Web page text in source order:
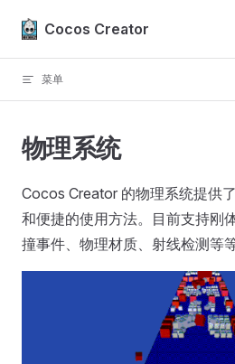
Skip to content
Cocos Creator
菜单
物理系统
Cocos Creator 的物理系统提供
和便捷的使用方法。目前支持刚
撞事件、物理材质、射线检测等等